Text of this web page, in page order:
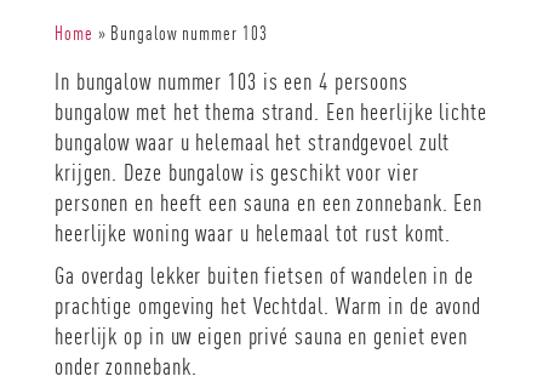
Home » Bungalow nummer 103
In bungalow nummer 103 is een 4 persoons
bungalow met het thema strand. Een heerlijke lichte
bungalow waar u helemaal het strandgevoel zult
krijgen. Deze bungalow is geschikt voor vier
personen en heeft een sauna en een zonnebank. Een
heerlijke woning waar u helemaal tot rust komt.
Ga overdag lekker buiten fietsen of wandelen in de
prachtige omgeving het Vechtdal. Warm in de avond
heerlijk op in uw eigen privé sauna en geniet even
onder zonnebank.